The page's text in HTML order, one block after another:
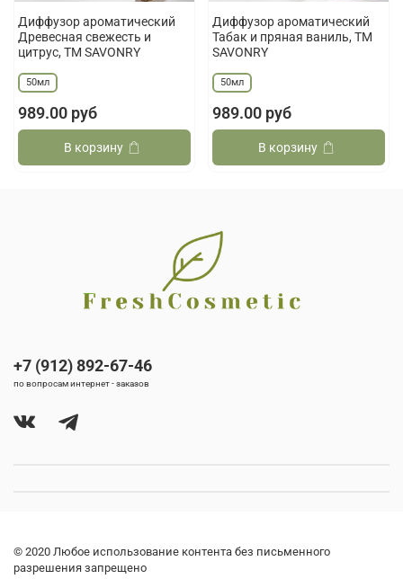
Диффузор ароматический
Древесная свежесть и
цитрус, ТМ SAVONRY
50мл
989.00 руб
В корзину
Диффузор ароматический
Табак и пряная ваниль, ТМ
SAVONRY
50мл
989.00 руб
В корзину
+7 (912) 892-67-46
по вопросам интернет - заказов
© 2020 Любое использование контента без письменного
разрешения запрещено